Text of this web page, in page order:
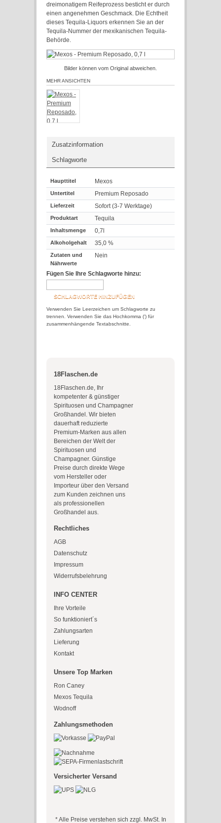
dreimonatigem Reifeprozess besticht er durch
einen angenehmen Geschmack. Die Echtheit
dieses Tequila-Liquors erkennen Sie an der
Tequila-Nummer der mexikanischen Tequila-
Behörde.
Bilder können vom Original abweichen.
MEHR ANSICHTEN
Zusatzinformation
Schlagworte
Haupttitel Mexos
Untertitel Premium Reposado
Lieferzeit Sofort (3-7 Werktage)
Produktart Tequila
Inhaltsmenge 0,7l
Alkoholgehalt 35,0 %
Zutaten und
Nährwerte
Nein
Fügen Sie Ihre Schlagworte hinzu:
SCHLAGWORTE HINZUFÜGEN
Verwenden Sie Leerzeichen um Schlagworte zu
trennen. Verwenden Sie das Hochkomma (') für
zusammenhängende Textabschnitte.
18Flaschen.de
18Flaschen.de, Ihr
kompetenter & günstiger
Spirituosen und Champagner
Großhandel. Wir bieten
dauerhaft reduzierte
Premium-Marken aus allen
Bereichen der Welt der
Spirituosen und
Champagner. Günstige
Preise durch direkte Wege
vom Hersteller oder
Importeur über den Versand
zum Kunden zeichnen uns
als professionellen
Großhandel aus.
Rechtliches
AGB
Datenschutz
Impressum
Widerrufsbelehrung
INFO CENTER
Ihre Vorteile
So funktioniert´s
Zahlungsarten
Lieferung
Kontakt
Unsere Top Marken
Ron Caney
Mexos Tequila
Wodnoff
Zahlungsmethoden
Versicherter Versand
* Alle Preise verstehen sich zzgl. MwSt. In